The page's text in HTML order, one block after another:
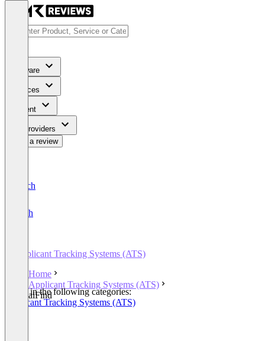
Software
Services
Content
For Providers
Write a review
Deutsch
English
Applicant Tracking Systems (ATS)
Home
Applicant Tracking Systems (ATS)
aiFind
Listed in the following categories:
Applicant Tracking Systems (ATS)